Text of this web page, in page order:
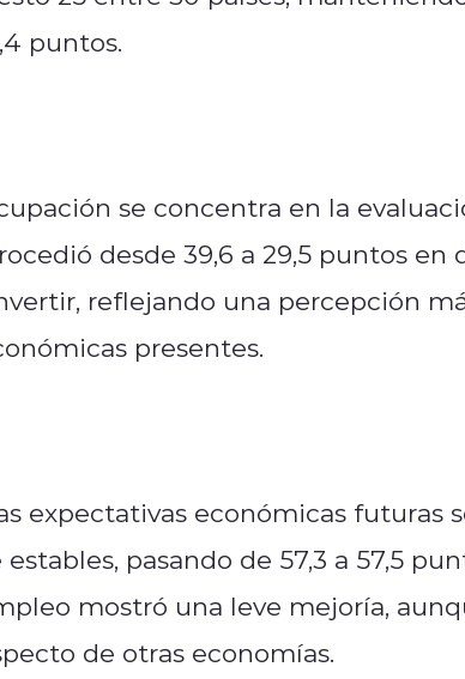
puntos.
se concentra en la
desde 39,6 a 29,5 puntos en
reflejando una percepción
presentes.
expectativas económicas futuras
pasando de 57,3 a 57,5
mostró una leve mejoría,
de otras economías.